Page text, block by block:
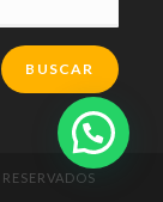
BUSCAR